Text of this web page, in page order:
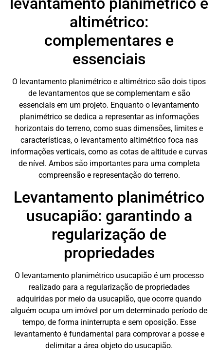
altimétrico:
complementares e
essenciais
O levantamento planimétrico e altimétrico são dois tipos
de levantamentos que se complementam e são
essenciais em um projeto. Enquanto o levantamento
planimétrico se dedica a representar as informações
horizontais do terreno, como suas dimensões, limites e
características, o levantamento altimétrico foca nas
informações verticais, como as cotas de altitude e curvas
de nível. Ambos são importantes para uma completa
compreensão e representação do terreno.
Levantamento planimétrico
usucapião: garantindo a
regularização de
propriedades
O levantamento planimétrico usucapião é um processo
realizado para a regularização de propriedades
adquiridas por meio da usucapião, que ocorre quando
alguém ocupa um imóvel por um determinado período de
tempo, de forma ininterrupta e sem oposição. Esse
levantamento é fundamental para comprovar a posse e
delimitar a área objeto do usucapião.